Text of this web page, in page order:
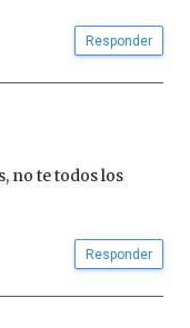
Responder
no te todos los
Responder